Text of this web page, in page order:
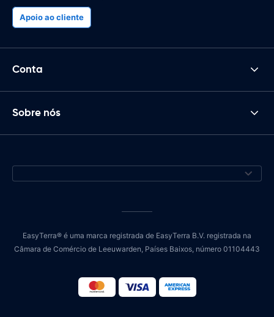
Apoio ao cliente
Conta
Sobre nós
EasyTerra® é uma marca registrada de EasyTerra B.V. registrada na
Câmara de Comércio de Leeuwarden, Países Baixos, número 01104443